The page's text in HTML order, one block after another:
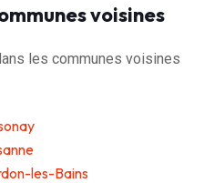
voisines
les communes voisines
les-Bains